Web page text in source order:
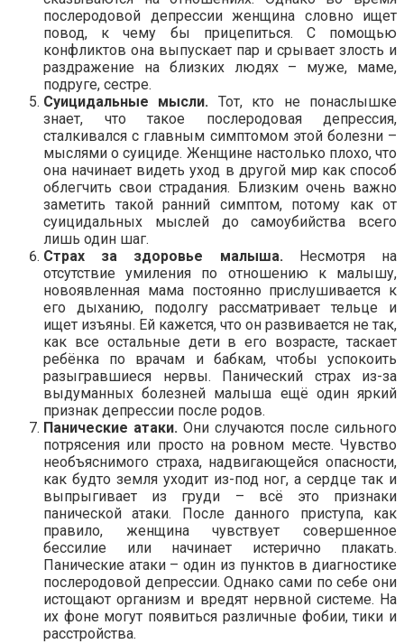
послеродовой депрессии женщина словно ищет
повод, к чему бы прицепиться. С помощью
конфликтов она выпускает пар и срывает злость и
раздражение на близких людях – муже, маме,
подруге, сестре.
Суицидальные мысли. Тот, кто не понаслышке
знает, что такое послеродовая депрессия,
сталкивался с главным симптомом этой болезни –
мыслями о суициде. Женщине настолько плохо, что
она начинает видеть уход в другой мир как способ
облегчить свои страдания. Близким очень важно
заметить такой ранний симптом, потому как от
суицидальных мыслей до самоубийства всего
лишь один шаг.
Страх за здоровье малыша.Несмотря на
отсутствие умиления по отношению к малышу,
новоявленная мама постоянно прислушивается к
его дыханию, подолгу рассматривает тельце и
ищет изъяны. Ей кажется, что он развивается не так,
как все остальные дети в его возрасте, таскает
ребёнка по врачам и бабкам, чтобы успокоить
разыгравшиеся нервы. Панический страх из-за
выдуманных болезней малыша ещё один яркий
признак депрессии после родов.
Панические атаки. Они случаются после сильного
потрясения или просто на ровном месте. Чувство
необъяснимого страха, надвигающейся опасности,
как будто земля уходит из-под ног, а сердце так и
выпрыгивает из груди – всё это признаки
панической атаки. После данного приступа, как
правило, женщина чувствует совершенное
бессилие или начинает истерично плакать.
Панические атаки – один из пунктов в диагностике
послеродовой депрессии. Однако сами по себе они
истощают организм и вредят нервной системе. На
их фоне могут появиться различные фобии, тики и
расстройства.